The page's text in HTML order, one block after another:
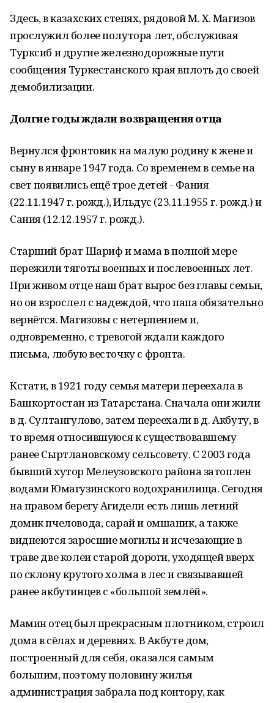
Здесь, в казахских степях, рядовой М. Х. Магизов
прослужил более полутора лет, обслуживая
Турксиб и другие железнодорожные пути
сообщения Туркестанского края вплоть до своей
демобилизации.
Долгие годы ждали возвращения отца
Вернулся фронтовик на малую родину к жене и
сыну в январе 1947 года. Со временем в семье на
свет появились ещё трое детей - Фания
(22.11.1947 г. рожд.), Ильдус (23.11.1955 г. рожд.) и
Сания (12.12.1957 г. рожд.).
Старший брат Шариф и мама в полной мере
пережили тяготы военных и послевоенных лет.
При живом отце наш брат вырос без главы семьи,
но он взрослел с надеждой, что папа обязательно
вернётся. Магизовы с нетерпением и,
одновременно, с тревогой ждали каждого
письма, любую весточку с фронта.
Кстати, в 1921 году семья матери переехала в
Башкортостан из Татарстана. Сначала они жили
в д. Султангулово, затем переехали в д. Акбуту, в
то время относившуюся к существовавшему
ранее Сыртлановскому сельсовету. С 2003 года
бывший хутор Мелеузовского района затоплен
водами Юмагузинского водохранилища. Сегодня
на правом берегу Агидели есть лишь летний
домик пчеловода, сарай и омшаник, а также
виднеются заросшие могилы и исчезающие в
траве две колеи старой дороги, уходящей вверх
по склону крутого холма в лес и связывавшей
ранее акбутинцев с «большой землёй».
Мамин отец был прекрасным плотником, строил
дома в сёлах и деревнях. В Акбуте дом,
построенный для себя, оказался самым
большим, поэтому половину жилья
администрация забрала под контору, как